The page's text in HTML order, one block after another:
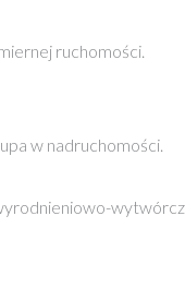
ruchomości.
w nadruchomości.